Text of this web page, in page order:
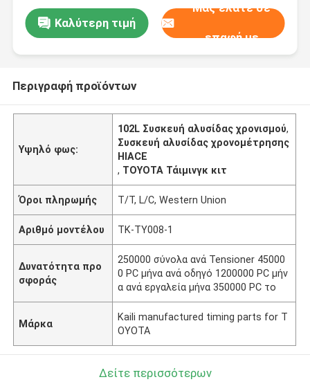
Καλύτερη τιμή
Μας ελάτε σε
επαφή με
Περιγραφή προϊόντων
Υψηλό φως:
102L Συσκευή αλυσίδας χρονισμού,
Συσκευή αλυσίδας χρονομέτρησης
HIACE
, ΤΟΥΟΤΑ Τάιμινγκ κιτ
Όροι πληρωμής T/T, L/C, Western Union
Αριθμό μοντέλου TK-TY008-1
Δυνατότητα προ
σφοράς
250000 σύνολα ανά Tensioner 45000
0 PC μήνα ανά οδηγό 1200000 PC μήν
α ανά εργαλεία μήνα 350000 PC το
Μάρκα
Kaili manufactured timing parts for T
OYOTA
Δείτε περισσότερων